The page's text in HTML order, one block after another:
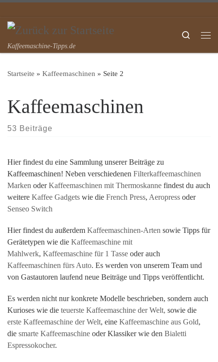
Kaffeemaschine-Tipps.de
Search
Startseite » Kaffeemaschinen » Seite 2
Kaffeemaschinen
53 Beiträge
Hier findest du eine Sammlung unserer Beiträge zu
Kaffeemaschinen! Neben verschiedenen Filterkaffeemaschinen
Marken oderKaffeemaschinen mit Thermoskanne findest du auch
weitere Kaffee Gadgets wie die French Press, Aeropress oder
Senseo Switch
Hier findest du außerdem Kaffeemaschinen-Arten sowie Tipps für
Gerätetypen wie die Kaffeemaschine mit
Mahlwerk, Kaffeemaschine für 1 Tasse oder auch
Kaffeemaschinen fürs Auto. Es werden von unserem Team und
von Gastautoren laufend neue Beiträge und Tipps veröffentlicht.
Es werden nicht nur konkrete Modelle beschrieben, sondern auch
Kurioses wie die teuerste Kaffeemaschine der Welt, sowie die
erste Kaffeemaschine der Welt, eine Kaffeemaschine aus Gold,
die smarte Kaffeemaschine oder Klassiker wie den Bialetti
Espressokocher.